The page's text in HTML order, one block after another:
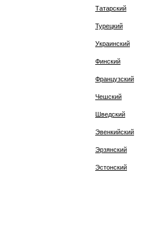
Татарский
Турецкий
Украинский
Финский
Французский
Чешский
Шведский
Эвенкийский
Эрзянский
Эстонский